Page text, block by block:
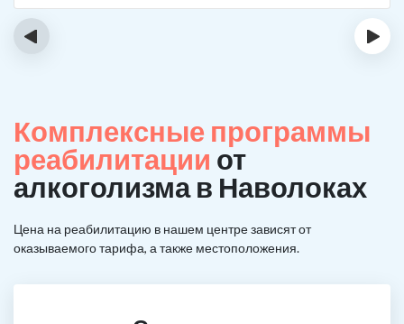
‹ ›
Комплексные программы
реабилитации от
алкоголизма в Наволоках
Цена на реабилитацию в нашем центре зависят от
оказываемого тарифа, а также местоположения.